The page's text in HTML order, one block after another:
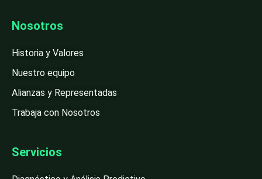
Nosotros
Historia y Valores
Nuestro equipo
Alianzas y Representadas
Trabaja con Nosotros
Servicios